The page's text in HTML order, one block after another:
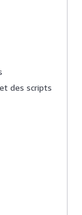
des scripts